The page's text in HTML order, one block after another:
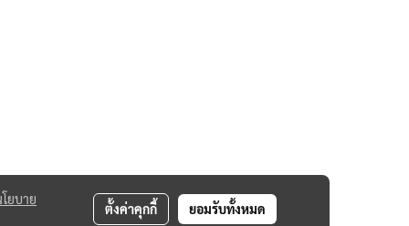
ยบาย
ตั้งค่าคุกกี้ ยอมรับทั้งหมด